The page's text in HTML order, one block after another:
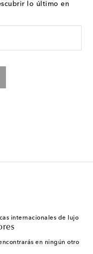
lo último en
internacionales de lujo
en ningún otro